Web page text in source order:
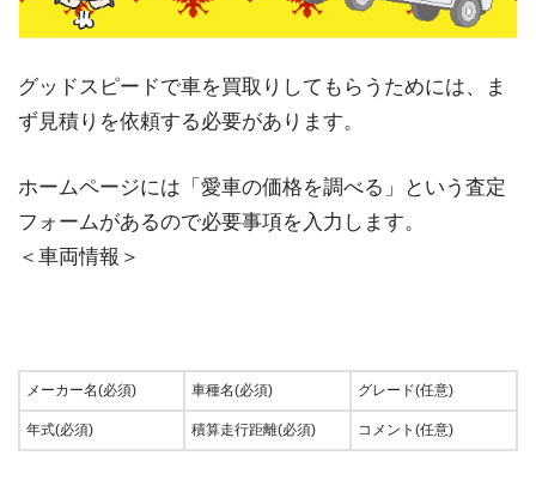
グッドスピードで車を買取りしてもらうためには、ま
ず見積りを依頼する必要があります。
ホームページには「愛車の価格を調べる」という査定
フォームがあるので必要事項を入力します。
＜車両情報＞
メーカー名(必須) 車種名(必須) グレード(任意)
年式(必須) 積算走行距離(必須) コメント(任意)